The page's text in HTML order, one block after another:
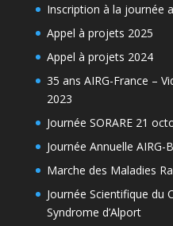
Inscription à la journée
Appel à projets 2025
Appel à projets 2024
35 ans AIRG-France –
2023
Journée SORARE 21
Journée Annuelle AIRG-
Marche des Maladies
Journée Scientifique du
Syndrome d’Alport